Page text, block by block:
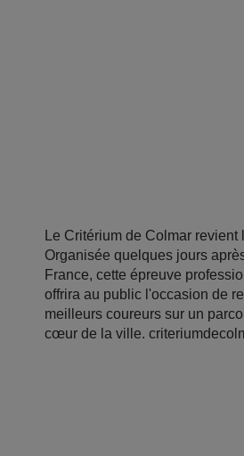
Le Critérium de Colmar revient
Organisée quelques jours
France, cette épreuve
offrira au public l'occasion de
meilleurs coureurs sur un
cœur de la ville.